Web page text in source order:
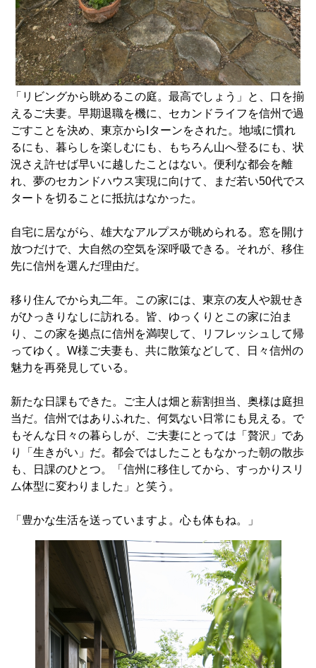
「リビングから眺めるこの庭。最高でしょう」と、口を揃
えるご夫妻。早期退職を機に、セカンドライフを信州で過
ごすことを決め、東京からIターンをされた。地域に慣れ
るにも、暮らしを楽しむにも、もちろん山へ登るにも、状
況さえ許せば早いに越したことはない。便利な都会を離
れ、夢のセカンドハウス実現に向けて、まだ若い50代でス
タートを切ることに抵抗はなかった。
自宅に居ながら、雄大なアルプスが眺められる。窓を開け
放つだけで、大自然の空気を深呼吸できる。それが、移住
先に信州を選んだ理由だ。
移り住んでから丸二年。この家には、東京の友人や親せき
がひっきりなしに訪れる。皆、ゆっくりとこの家に泊ま
り、この家を拠点に信州を満喫して、リフレッシュして帰
ってゆく。W様ご夫妻も、共に散策などして、日々信州の
魅力を再発見している。
新たな日課もできた。ご主人は畑と薪割担当、奥様は庭担
当だ。信州ではありふれた、何気ない日常にも見える。で
もそんな日々の暮らしが、ご夫妻にとっては「贅沢」であ
り「生きがい」だ。都会ではしたこともなかった朝の散歩
も、日課のひとつ。「信州に移住してから、すっかりスリ
ム体型に変わりました」と笑う。
「豊かな生活を送っていますよ。心も体もね。」